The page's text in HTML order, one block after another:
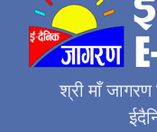
श्री माँ जागरण